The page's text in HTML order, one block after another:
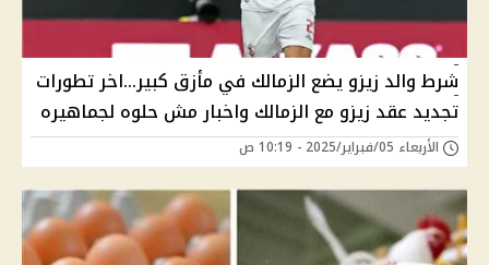
شرط والد زيزو يضع الزمالك في مأزق كبير...اخر تطورات
تجديد عقد زيزو مع الزمالك واخبار مش حلوه لجماهيره
الأربعاء 05/فبراير/2025 - 10:19 ص